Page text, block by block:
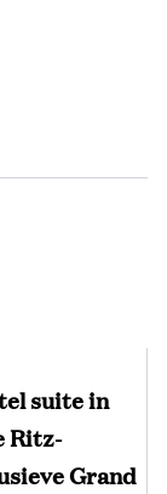
suite in
Ritz-
Grand